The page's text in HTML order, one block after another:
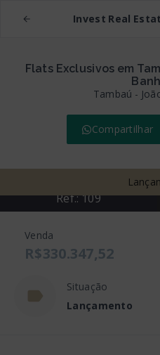
Invest Real
Flats Exclusivos em
Tambaú -
Compartilhar
Ref.:109
Venda
R$330.347,52
Situação
Lançamento